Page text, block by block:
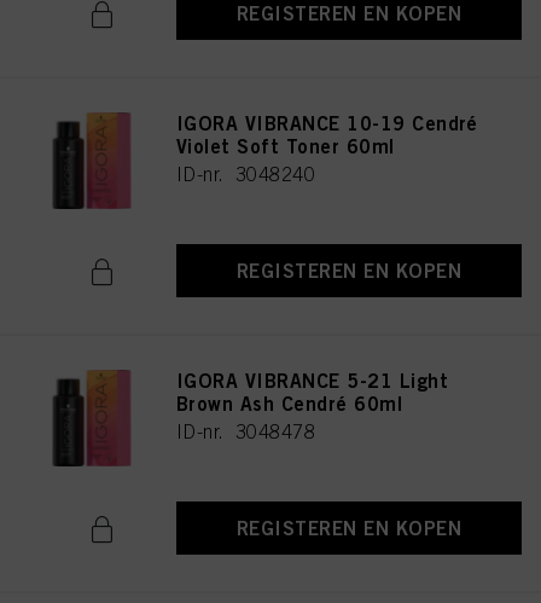
REGISTEREN EN KOPEN
IGORA VIBRANCE 10-19 Cendré
Violet Soft Toner 60ml
ID-nr. 3048240
REGISTEREN EN KOPEN
IGORA VIBRANCE 5-21 Light
Brown Ash Cendré 60ml
ID-nr. 3048478
REGISTEREN EN KOPEN